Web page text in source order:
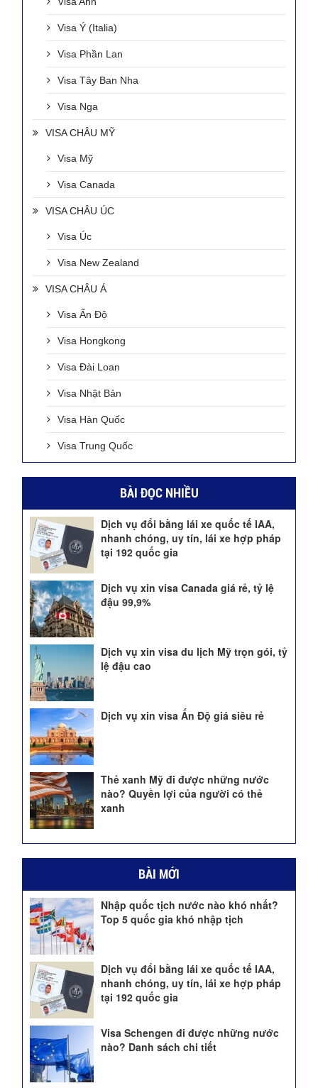
Visa Ý (Italia)
Visa Phần Lan
Visa Tây Ban Nha
Visa Nga
VISA CHÂU MỸ
Visa Mỹ
Visa Canada
VISA CHÂU ÚC
Visa Úc
Visa New Zealand
VISA CHÂU Á
Visa Ấn Độ
Visa Hongkong
Visa Đài Loan
Visa Nhật Bản
Visa Hàn Quốc
Visa Trung Quốc
BÀI ĐỌC NHIỀU
Dịch vụ đổi bằng lái xe quốc tế IAA,
nhanh chóng, uy tín, lái xe hợp pháp
tại 192 quốc gia
Dịch vụ xin visa Canada giá rẻ, tỷ lệ
đậu 99,9%
Dịch vụ xin visa du lịch Mỹ trọn gói, tỷ
lệ đậu cao
Dịch vụ xin visa Ấn Độ giá siêu rẻ
Thẻ xanh Mỹ đi được những nước
nào? Quyền lợi của người có thẻ
xanh
BÀI MỚI
Nhập quốc tịch nước nào khó nhất?
Top 5 quốc gia khó nhập tịch
Dịch vụ đổi bằng lái xe quốc tế IAA,
nhanh chóng, uy tín, lái xe hợp pháp
tại 192 quốc gia
Visa Schengen đi được những nước
nào? Danh sách chi tiết